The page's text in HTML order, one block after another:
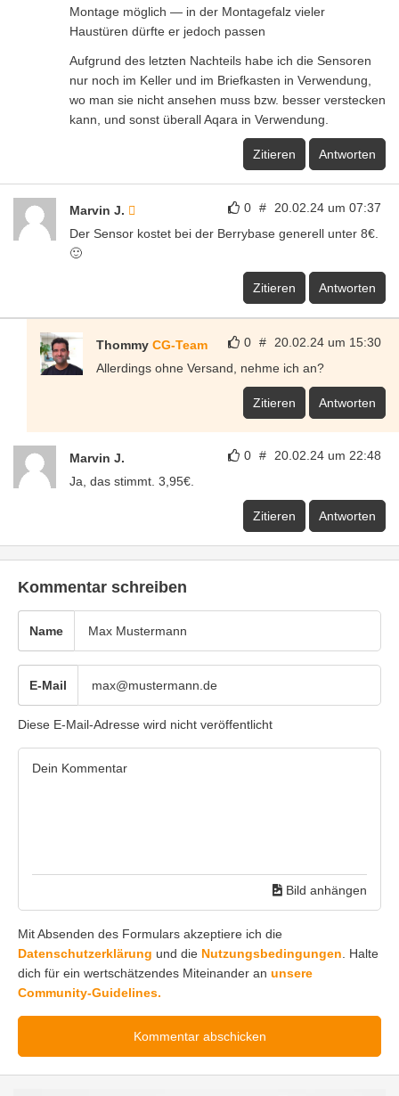
Montage möglich — in der Montagefalz vieler
Haustüren dürfte er jedoch passen
Aufgrund des letzten Nachteils habe ich die Sensoren
nur noch im Keller und im Briefkasten in Verwendung,
wo man sie nicht ansehen muss bzw. besser verstecken
kann, und sonst überall Aqara in Verwendung.
Zitieren Antworten
0 # 20.02.24 um 07:37
Marvin J.
Der Sensor kostet bei der Berrybase generell unter 8€.
🙂
Zitieren Antworten
0 # 20.02.24 um 15:30
Thommy CG-Team
Allerdings ohne Versand, nehme ich an?
Zitieren Antworten
0 # 20.02.24 um 22:48
Marvin J.
Ja, das stimmt. 3,95€.
Zitieren Antworten
Kommentar schreiben
Name
E-Mail
Diese E-Mail-Adresse wird nicht veröffentlicht
Bild anhängen
Mit Absenden des Formulars akzeptiere ich die
Datenschutzerklärung und die Nutzungsbedingungen . Halte
dich für ein wertschätzendes Miteinander an unsere
Community-Guidelines.